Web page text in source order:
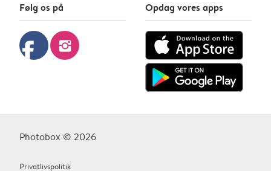
Følg os på
facebook instagram
Opdag vores apps
Photobox © 2026
Privatlivspolitik